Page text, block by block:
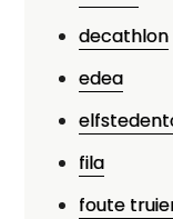
decathlon
edea
fila
foute